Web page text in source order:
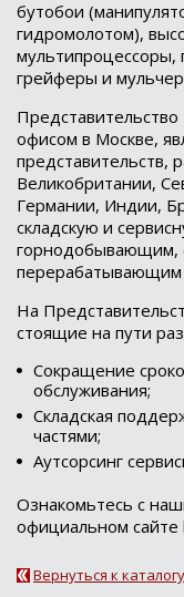
бутобои
гидромолотом),
мультипроцессоры,
грейферы и
Представительство
офисом в Москве,
представительств,
Великобритании,
Германии, Индии,
складскую и
горнодобывающим,
перерабатывающим
На
стоящие на пути
Сокращение
обслуживания;
Складская
частями;
Аутсорсинг
Ознакомьтесь с
официальном
Вернуться к каталогу